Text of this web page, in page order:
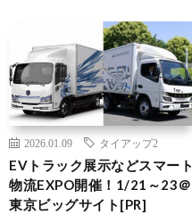
2026.01.09 タイアップ2
EVトラック展示などスマート
物流EXPO開催！1/21～23＠
東京ビッグサイト[PR]